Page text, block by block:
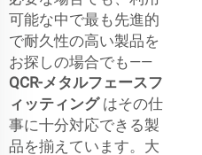
可能な中で最も先進的
で耐久性の高い製品を
お探しの場合でも――
QCR-メタルフェースフ
ィッティング はその仕
事に十分対応できる製
品を揃えています。大